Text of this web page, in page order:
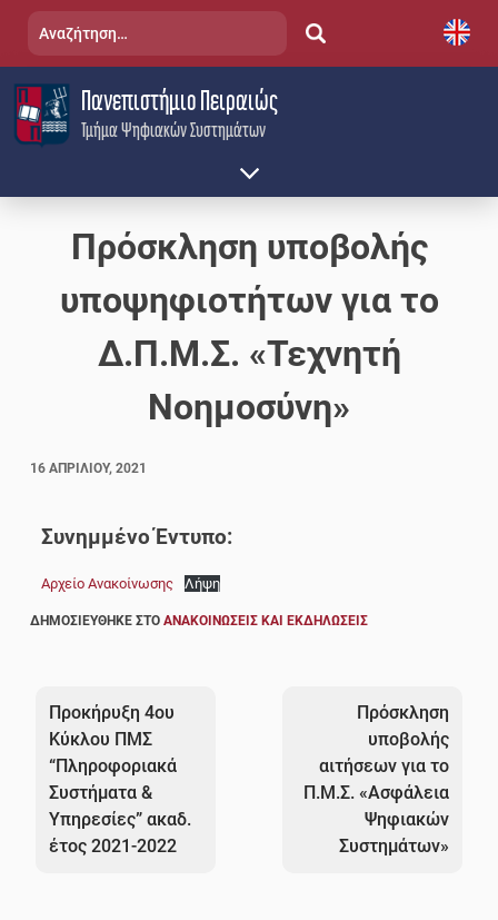
content
Τμήμα Ψηφιακών Συστημάτων
Πανεπιστήμιο Πειραιώς
Αναζήτηση
Πρόσκληση υποβολής
υποψηφιοτήτων για το
Δ.Π.Μ.Σ. «Τεχνητή
Νοημοσύνη»
16 ΑΠΡΙΛΊΟΥ, 2021
Συνημμένο Έντυπο:
Αρχείο Ανακοίνωσης Λήψη
ΔΗΜΟΣΙΕΎΘΗΚΕ ΣΤΟΑΝΑΚΟΙΝΏΣΕΙΣ ΚΑΙ ΕΚΔΗΛΏΣΕΙΣ
άρθρων
Προκήρυξη 4ου
Κύκλου ΠΜΣ
“Πληροφοριακά
Συστήματα &
Υπηρεσίες” ακαδ.
έτος 2021-2022
Πρόσκληση
υποβολής
αιτήσεων για το
Π.Μ.Σ. «Ασφάλεια
Ψηφιακών
Συστημάτων»